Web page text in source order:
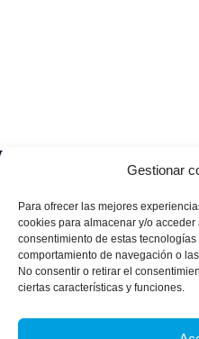
Gestionar
Para ofrecer las mejores
cookies para almacenar y/o
consentimiento de estas
comportamiento de navegación o
No consentir o retirar el
ciertas características y funciones.
legal
Política
Privacid
ad